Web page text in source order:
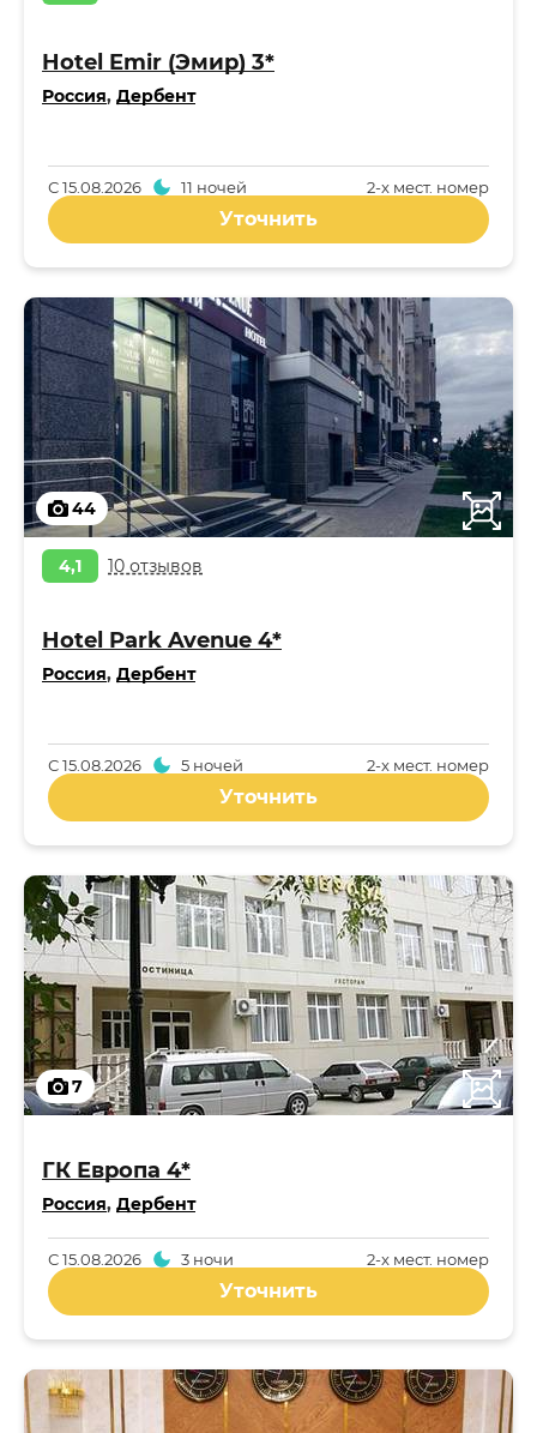
Hotel Emir (Эмир) 3*
Россия, Дербент
2-x мест. номер
С15.08.2026 11 ночей
Уточнить
44
4,1 10 отзывов
Hotel Park Avenue 4*
Россия, Дербент
2-x мест. номер
С15.08.2026 5 ночей
Уточнить
7
ГК Европа 4*
Россия, Дербент
2-x мест. номер
С15.08.2026 3 ночи
Уточнить